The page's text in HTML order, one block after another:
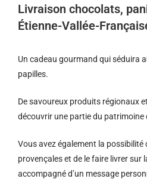
Livraison chocolats,
Étienne-Vallée-
Un cadeau gourmand qui séduira
papilles.
De savoureux produits régionaux
découvrir une partie du patrimoine
Vous avez également la
provençales et de le faire livrer sur
accompagné d’un message